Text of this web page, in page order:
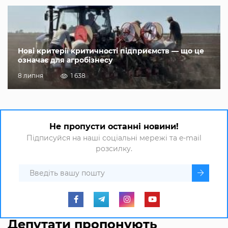
Нові критерії критичності підприємств — що це
означає для агробізнесу
8 липня 1 638
Не пропусти останні новини!
Підписуйся на наші соціальні мережі та e-mail
розсилку.
Депутати пропонують